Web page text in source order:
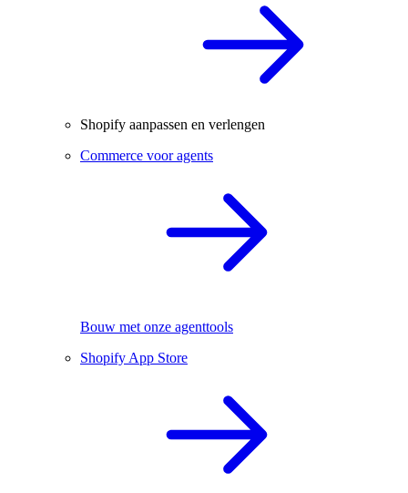
Shopify aanpassen en verlengen
Commerce voor agents
Bouw met onze agenttools
Shopify App Store